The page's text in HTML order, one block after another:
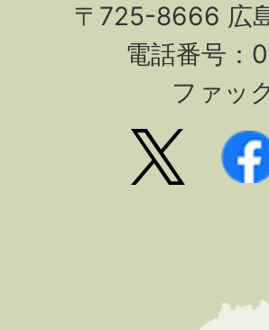
〒725-8666 広
電話番号：
ファッ